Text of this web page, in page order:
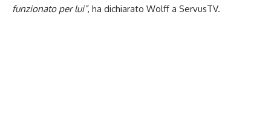
funzionato per lui”, ha dichiarato Wolff a ServusTV.